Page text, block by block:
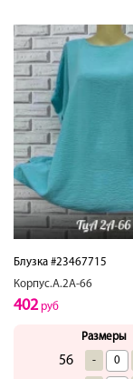
Блузка #23467715
Корпус.А.2А-66
402руб
Размеры
56 -